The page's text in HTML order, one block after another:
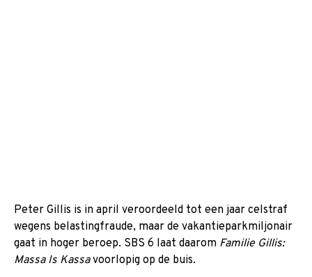
Peter Gillis is in april veroordeeld tot een jaar celstraf
wegens belastingfraude, maar de vakantieparkmiljonair
gaat in hoger beroep. SBS 6 laat daarom Familie Gillis:
Massa Is Kassavoorlopig op de buis.